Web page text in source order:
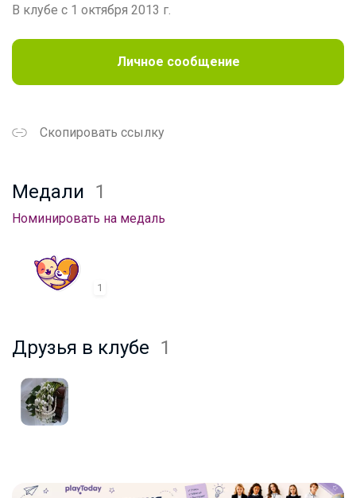
В клубе с 1 октября 2013 г.
Личное сообщение
Скопировать ссылку
Медали 1
Номинировать на медаль
1
Друзья в клубе 1